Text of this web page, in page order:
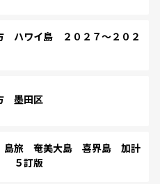
ハワイ島 ２０２７～２０２
墨田区
島旅 奄美大島 喜界島 加計
５訂版